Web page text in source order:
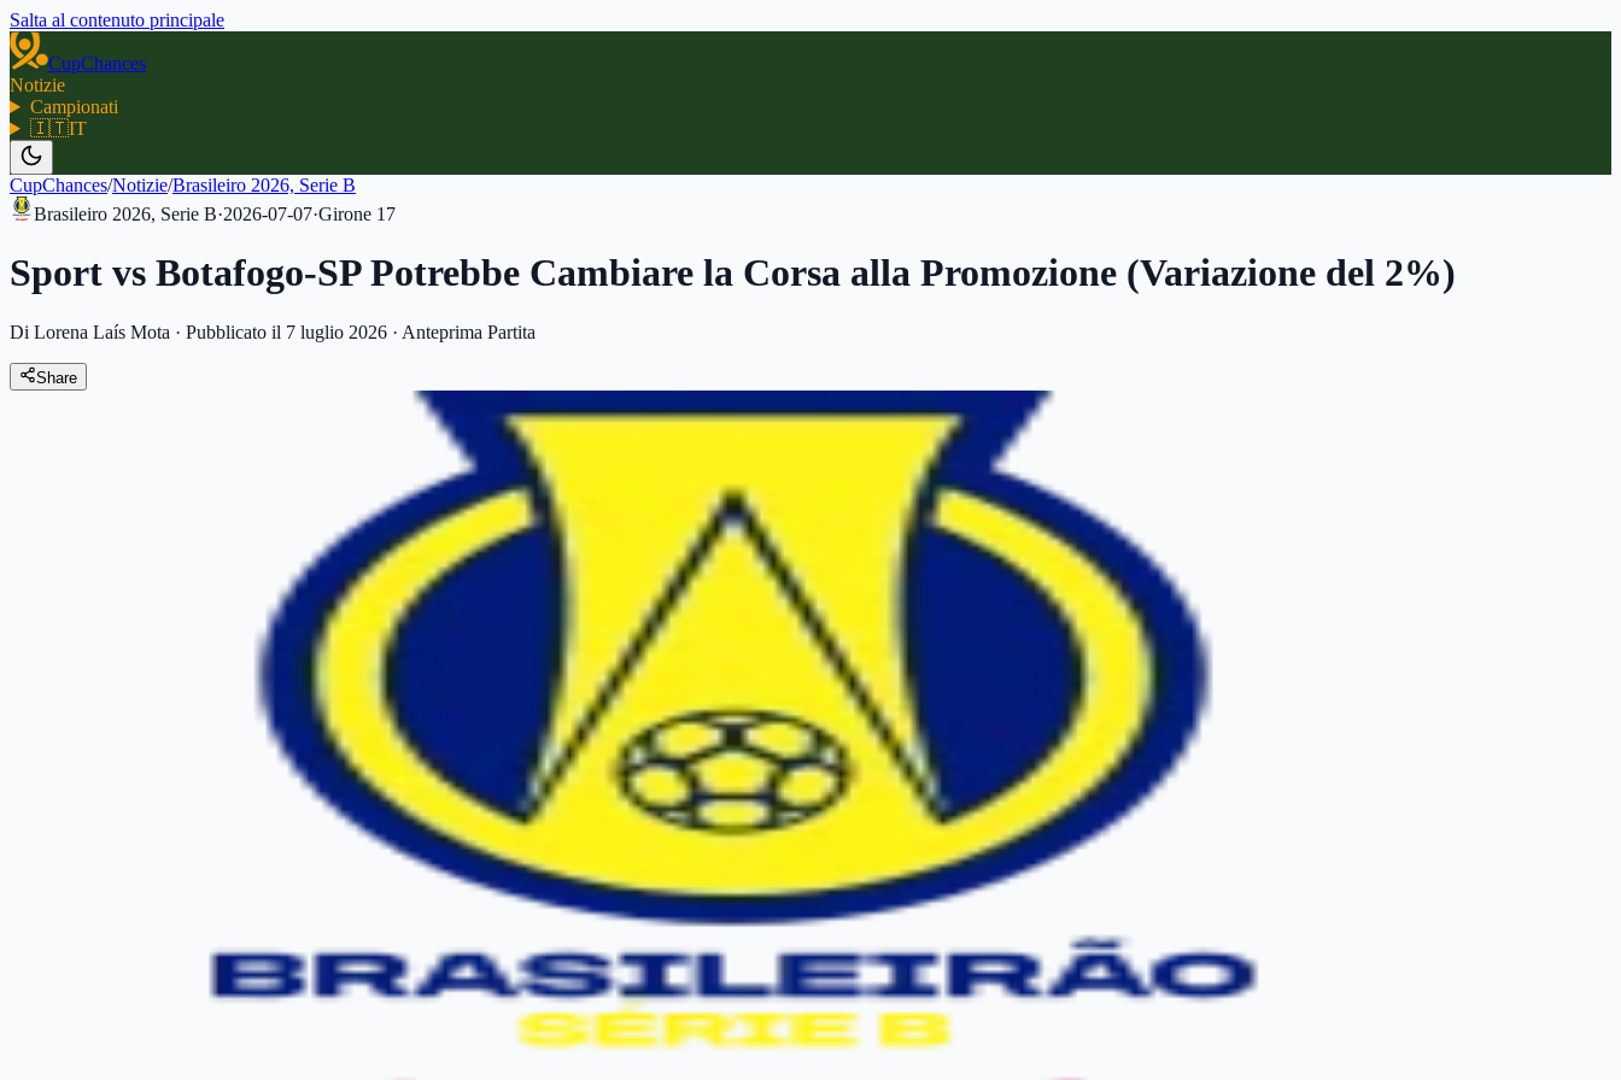
Salta al contenuto principale
CupChances
Notizie
Campionati
🇮🇹IT
CupChances/Notizie/Brasileiro 2026, Serie B
Brasileiro 2026, Serie B·2026-07-07·Girone 17
Sport vs Botafogo-SP Potrebbe Cambiare la Corsa alla Promozione (Variazione del 2%)
Di Lorena Laís Mota · Pubblicato il 7 luglio 2026 · Anteprima Partita
Share